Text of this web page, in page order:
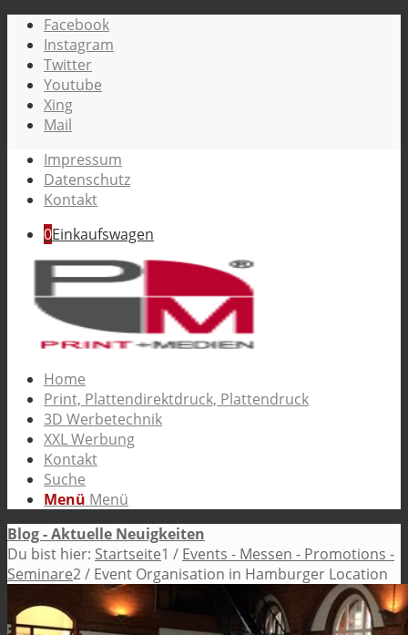
Facebook
Instagram
Twitter
Youtube
Xing
Mail
Impressum
Datenschutz
Kontakt
0Einkaufswagen
Home
Print, Plattendirektdruck, Plattendruck
3D Werbetechnik
XXL Werbung
Kontakt
Suche
Menü Menü
Blog - Aktuelle Neuigkeiten
Du bist hier: Startseite1 / Events - Messen - Promotions -
Seminare2/ Event Organisation in Hamburger Location